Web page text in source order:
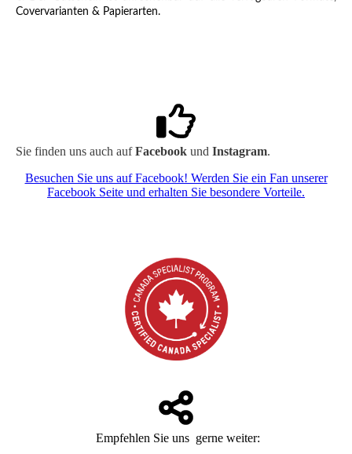
Covervarianten & Papierarten.
Sie finden uns auch aufFacebook und Instagram.
Besuchen Sie uns auf Facebook! Werden Sie ein Fan unserer
Facebook Seite und erhalten Sie besondere Vorteile.
Empfehlen Sie uns gerne weiter: